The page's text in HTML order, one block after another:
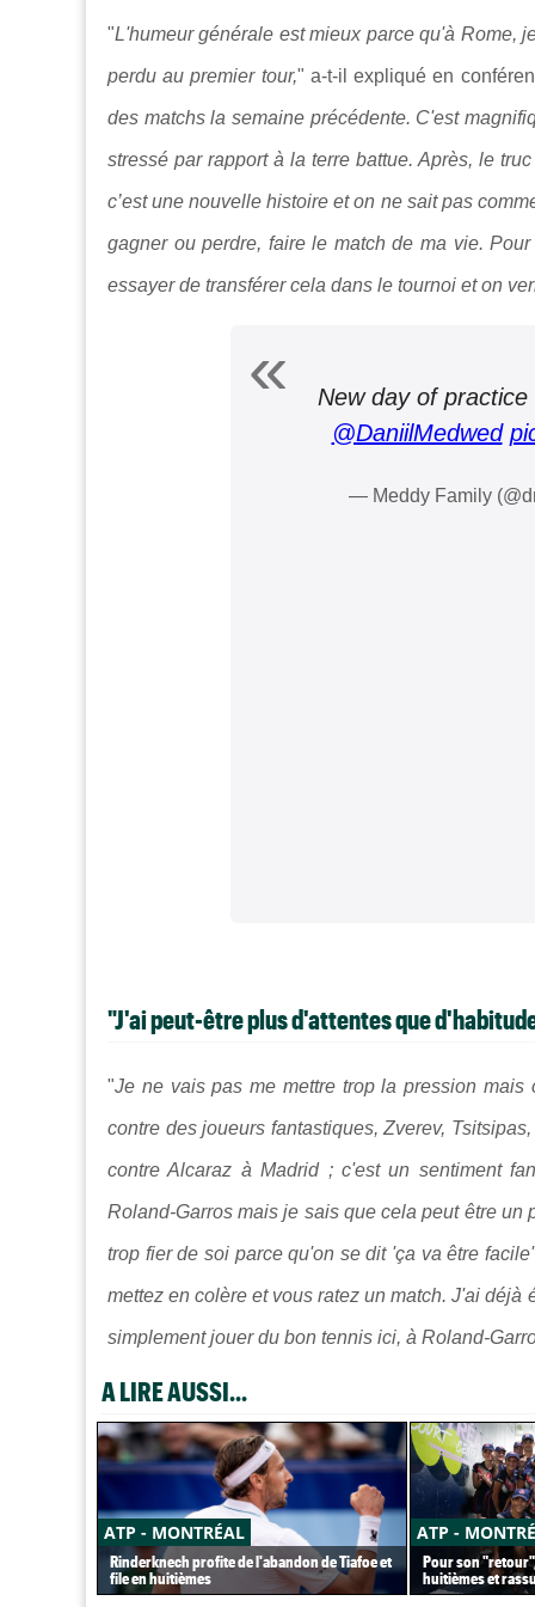
"L'humeur générale est mieux parce qu'à Rome,
perdu au premier tour," a-t-il expliqué en
des matchs la semaine précédente. C'est
stressé par rapport à la terre battue. Après, le
c’est une nouvelle histoire et on ne sait pas
gagner ou perdre, faire le match de ma vie.
essayer de transférer cela dans le tournoi et on
New day of
@DaniilMedwed
— Meddy Family
"J'ai peut-être plus d'attentes que
"Je ne vais pas me mettre trop la pression
contre des joueurs fantastiques, Zverev,
contre Alcaraz à Madrid ; c'est un sentiment
Roland-Garros mais je sais que cela peut être
trop fier de soi parce qu'on se dit 'ça va être
mettez en colère et vous ratez un match. J'ai
simplement jouer du bon tennis ici, à Roland-
A LIRE AUSSI...
ATP - MONTRÉAL
Rinderknech profite de l'abandon de Tiafoe et
file en huitièmes
ATP -
Pour son
huitièmes et